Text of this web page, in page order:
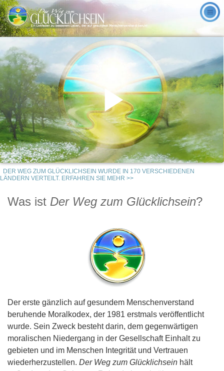
Play
Video
DER WEG ZUM GLÜCKLICHSEIN WURDE IN 170 VERSCHIEDENEN
LÄNDERN VERTEILT. ERFAHREN SIE MEHR >>
Was ist Der Weg zum Glücklichsein?
Der erste gänzlich auf gesundem Menschenverstand
beruhende Moralkodex, der 1981 erstmals veröffentlicht
wurde. Sein Zweck besteht darin, dem gegenwärtigen
moralischen Niedergang in der Gesellschaft Einhalt zu
gebieten und im Menschen Integrität und Vertrauen
wiederherzustellen. Der Weg zum Glücklichsein hält